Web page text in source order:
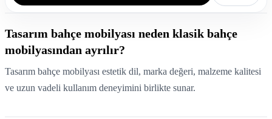
Tasarım bahçe mobilyası neden klasik bahçe
mobilyasından ayrılır?
Tasarım bahçe mobilyası estetik dil, marka değeri, malzeme kalitesi
ve uzun vadeli kullanım deneyimini birlikte sunar.